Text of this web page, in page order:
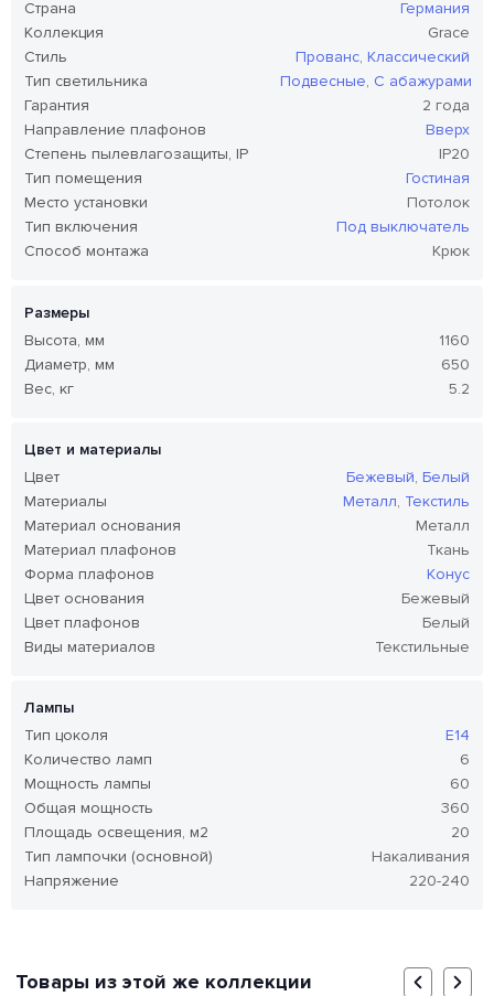
Страна
Германия
Коллекция
Grace
Стиль
Прованс, Классический
Тип светильника
Подвесные, С абажурами
Гарантия
2 года
Направление плафонов
Вверх
Степень пылевлагозащиты, IP
IP20
Тип помещения
Гостиная
Место установки
Потолок
Тип включения
Под выключатель
Способ монтажа
Крюк
Размеры
Высота, мм
1160
Диаметр, мм
650
Вес, кг
5.2
Цвет и материалы
Цвет
Бежевый, Белый
Материалы
Металл, Текстиль
Материал основания
Металл
Материал плафонов
Ткань
Форма плафонов
Конус
Цвет основания
Бежевый
Цвет плафонов
Белый
Виды материалов
Текстильные
Лампы
Тип цоколя
E14
Количество ламп
6
Мощность лампы
60
Общая мощность
360
Площадь освещения, м2
20
Тип лампочки (основной)
Накаливания
Напряжение
220-240
Товары из этой же коллекции